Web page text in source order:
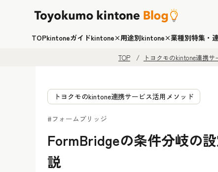
TOPkintoneガイドkintone×用途別kintone×業種別特集・
TOP トヨクモのkintone連携
トヨクモのkintone連携サービス活用メソッド
#フォームブリッジ
FormBridgeの条件分岐の
説